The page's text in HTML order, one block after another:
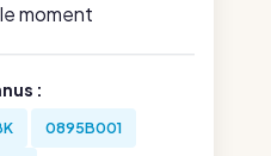
moment
:
0895B001